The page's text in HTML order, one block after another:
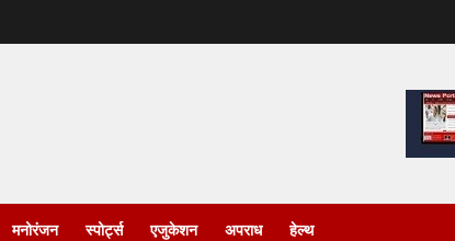
मनोरंजन स्पोर्ट्स एजुकेशन अपराध हेल्थ